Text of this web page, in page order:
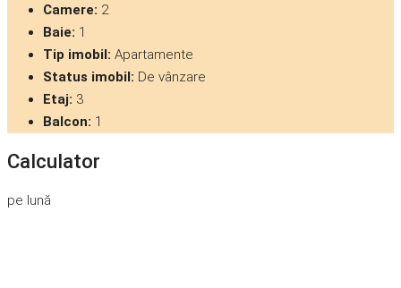
Camere: 2
Baie: 1
Tip imobil: Apartamente
Status imobil: De vânzare
Etaj: 3
Balcon: 1
Calculator
pe lună